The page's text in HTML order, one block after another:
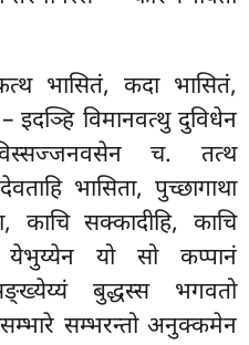
भासितं, कदा भासितं,
– इदञ्हि विमानवत्थु दुविधेन
च. तत्थ
भासिता, पुच्छागाथा
काचि सक्कादीहि, काचि
येभुय्येन यो सो कप्पानं
बुद्धस्स भगवतो
सम्भरन्तो अनुक्कमेन